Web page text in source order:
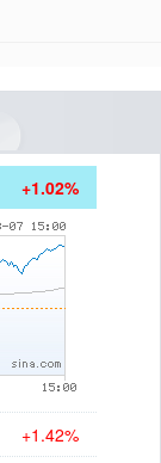
+1.02%
+1.42%